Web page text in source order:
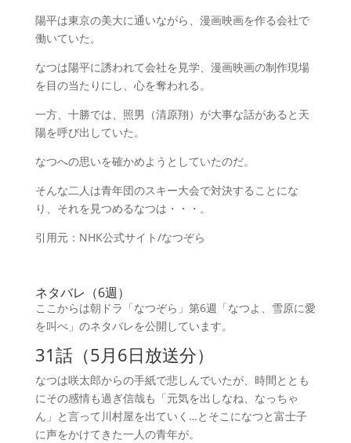
陽平は東京の美大に通いながら、漫画映画を作る会社で
働いていた。
なつは陽平に誘われて会社を見学、漫画映画の制作現場
を目の当たりにし、心を奪われる。
一方、十勝では、照男（清原翔）が大事な話があると天
陽を呼び出していた。
なつへの思いを確かめようとしていたのだ。
そんな二人は青年団のスキー大会で対決することにな
り、それを見つめるなつは・・・。
引用元：NHK公式サイト/なつぞら
ネタバレ（6週）
ここからは朝ドラ「なつぞら」第6週「なつよ、雪原に愛
を叫べ」のネタバレを公開しています。
31話（5月6日放送分）
なつは咲太郎からの手紙で悲しんでいたが、時間ととも
にその感情も過ぎ信哉も「元気を出しなね、なっちゃ
ん」と言って川村屋を出ていく…とそこになつと富士子
に声をかけてきた一人の青年が。